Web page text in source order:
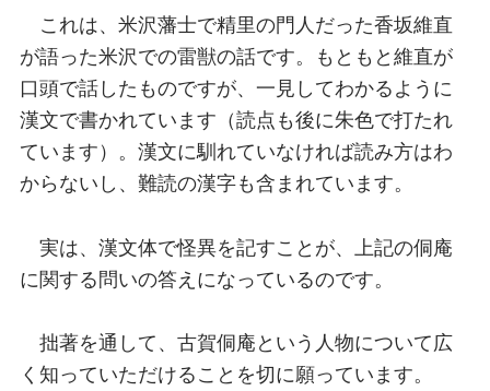
これは、米沢藩士で精里の門人だった香坂維直
が語った米沢での雷獣の話です。もともと維直が
口頭で話したものですが、一見してわかるように
漢文で書かれています（読点も後に朱色で打たれ
ています）。漢文に馴れていなければ読み方はわ
からないし、難読の漢字も含まれています。
実は、漢文体で怪異を記すことが、上記の侗庵
に関する問いの答えになっているのです。
拙著を通して、古賀侗庵という人物について広
く知っていただけることを切に願っています。